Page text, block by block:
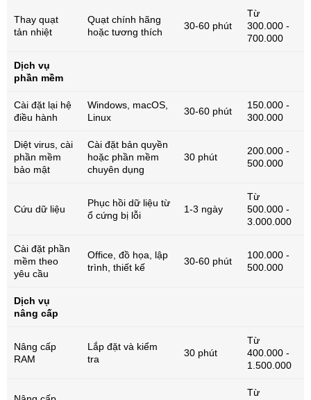
Thay quạt
tản nhiệt
Quạt chính hãng
hoặc tương thích
30-60 phút
Từ
300.000 -
700.000
Dịch vụ
phần mềm
Cài đặt lại hệ
điều hành
Windows, macOS,
Linux
30-60 phút
150.000 -
300.000
Diệt virus, cài
phần mềm
bảo mật
Cài đặt bản quyền
hoặc phần mềm
chuyên dụng
30 phút
200.000 -
500.000
Cứu dữ liệu
Phục hồi dữ liệu từ
ổ cứng bị lỗi
1-3 ngày
Từ
500.000 -
3.000.000
Cài đặt phần
mềm theo
yêu cầu
Office, đồ họa, lập
trình, thiết kế
30-60 phút
100.000 -
500.000
Dịch vụ
nâng cấp
Nâng cấp
RAM
Lắp đặt và kiểm
tra
30 phút
Từ
400.000 -
1.500.000
Từ